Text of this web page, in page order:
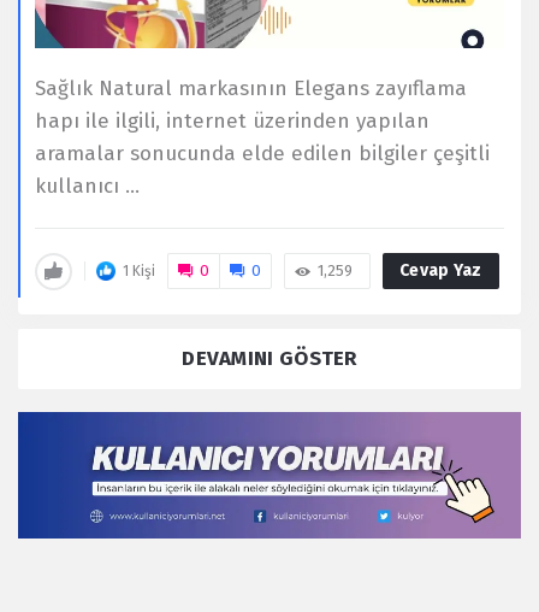
Sağlık Natural markasının Elegans zayıflama
hapı ile ilgili, internet üzerinden yapılan
aramalar sonucunda elde edilen bilgiler çeşitli
kullanıcı ...
1 Kişi 0 0 1,259 Cevap Yaz
DEVAMINI GÖSTER